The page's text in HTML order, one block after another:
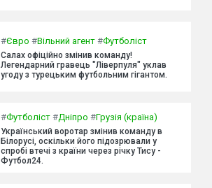
#Євро #Вільний агент #Футболіст
Салах офіційно змінив команду!
Легендарний гравець "Ліверпуля" уклав
угоду з турецьким футбольним гігантом.
#Футболіст #Дніпро #Грузія (країна)
Український воротар змінив команду в
Білорусі, оскільки його підозрювали у
спробі втечі з країни через річку Тису -
Футбол24.